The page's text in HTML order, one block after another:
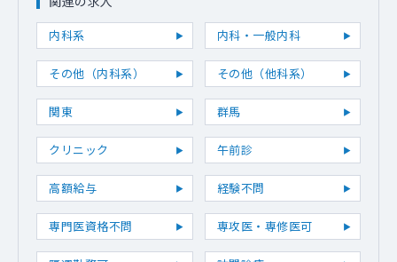
内科系 内科・一般内科
その他（内科系） その他（他科系）
関東 群馬
クリニック 午前診
高額給与 経験不問
専門医資格不問 専攻医・専修医可